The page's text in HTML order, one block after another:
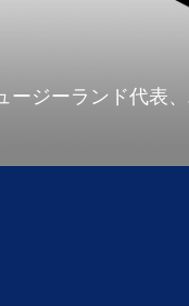
ージーランド代表